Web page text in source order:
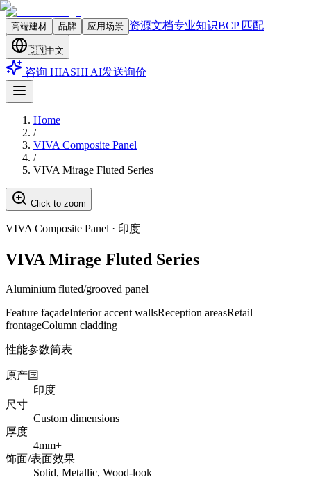
高端建材 品牌 应用场景 资源文档专业知识BCP 匹配
🇨🇳中文
咨询 HIASHI AI发送询价
Home
/
VIVA Composite Panel
/
VIVA Mirage Fluted Series
Click to zoom
VIVA Composite Panel · 印度
VIVA Mirage Fluted Series
Aluminium fluted/grooved panel
Feature façadeInterior accent wallsReception areasRetail
frontageColumn cladding
性能参数简表
原产国
印度
尺寸
Custom dimensions
厚度
4mm+
饰面/表面效果
Solid, Metallic, Wood-look